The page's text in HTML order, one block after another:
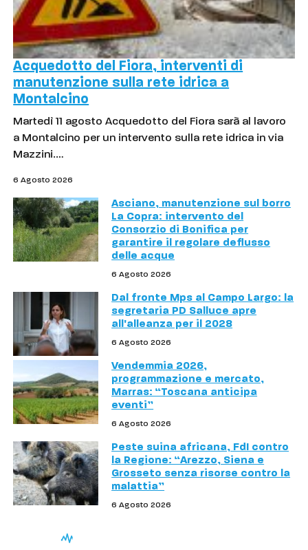
Acquedotto del Fiora, interventi di
manutenzione sulla rete idrica a
Montalcino
Martedì 11 agosto Acquedotto del Fiora sarà al lavoro
a Montalcino per un intervento sulla rete idrica in via
Mazzini.…
6 Agosto 2026
Asciano, manutenzione sul borro
La Copra: intervento del
Consorzio di Bonifica per
garantire il regolare deflusso
delle acque
6 Agosto 2026
Dal fronte Mps al Campo Largo: la
segretaria PD Salluce apre
all'alleanza per il 2028
6 Agosto 2026
Vendemmia 2026,
programmazione e mercato,
Marras: “Toscana anticipa
eventi”
6 Agosto 2026
Peste suina africana, FdI contro
la Regione: “Arezzo, Siena e
Grosseto senza risorse contro la
malattia”
6 Agosto 2026